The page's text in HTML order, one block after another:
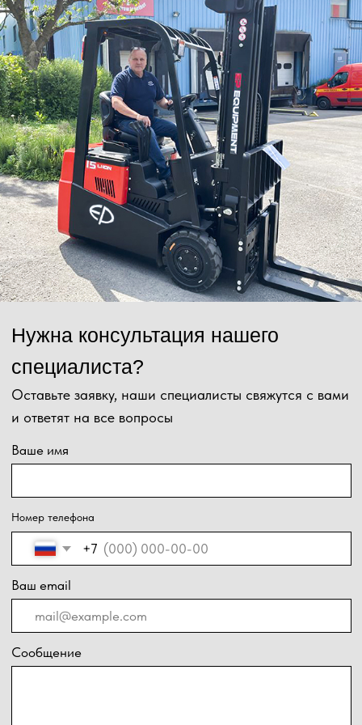
Ваш email
Сообщение
Отправить
Нажимая на кнопку, Вы даёте согласие на обработку персональных
данных и соглашаетесь сполитикой конфиденциальности.